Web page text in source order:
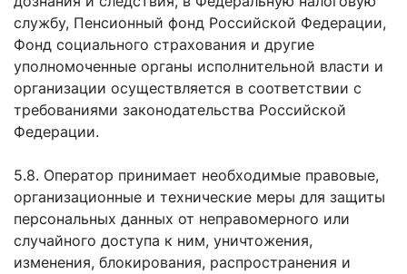
службу, Пенсионный фонд Российской Федерации,
Фонд социального страхования и другие
уполномоченные органы исполнительной власти и
организации осуществляется в соответствии с
требованиями законодательства Российской
Федерации.
5.8. Оператор принимает необходимые правовые,
организационные и технические меры для защиты
персональных данных от неправомерного или
случайного доступа к ним, уничтожения,
изменения, блокирования, распространения и